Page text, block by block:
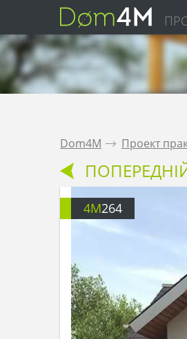
Dom4M . Проект
4M264